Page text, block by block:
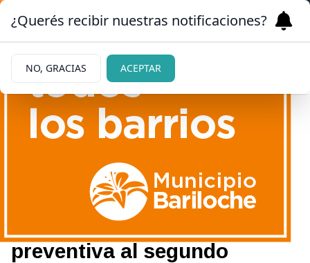
Crimen del comerciante en
Bariloche: formularon
cargos y dictaron prisión
preventiva al segundo
¿Querés recibir nuestras notificaciones?
NO, GRACIAS ACEPTAR